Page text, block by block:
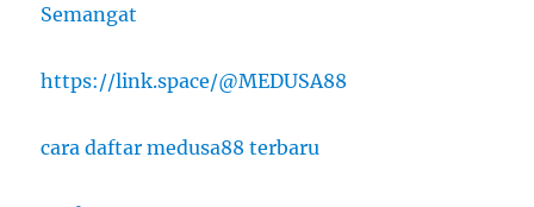
Semangat
https://link.space/@MEDUSA88
cara daftar medusa88 terbaru